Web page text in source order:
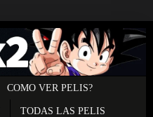
COMO VER PELIS?
TODAS LAS PELIS